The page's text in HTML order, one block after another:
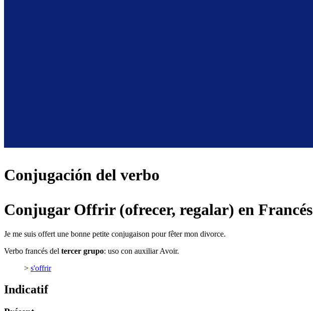
Conjugación del verbo
Conjugar Offrir (ofrecer, regalar) en Francés
Je me suis offert une bonne petite conjugaison pour fêter mon divorce.
Verbo francés del tercer grupo: uso con auxiliar Avoir.
> s'offrir
Indicatif